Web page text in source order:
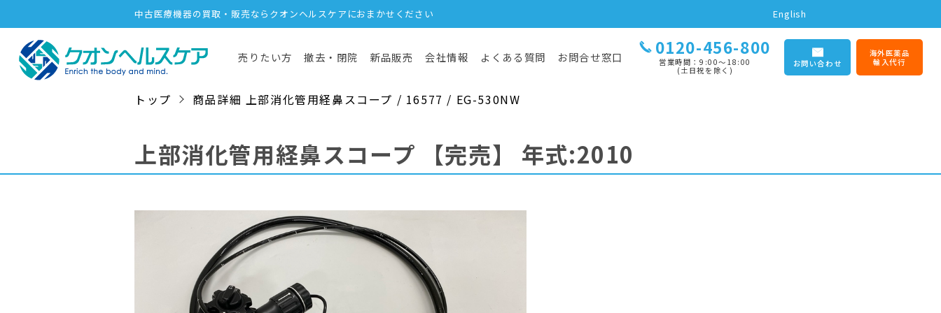
中古医療機器の買取・販売ならクオンヘルスケアにおまかせください English
売りたい方 撤去・閉院 新品販売 会社情報 よくある質問 お問合せ窓口 0120-456-800
営業時間：9:00〜18:00
(土日祝を除く)
お問い合わせ
海外医薬品
輸入代行
トップ 商品詳細 上部消化管用経鼻スコープ / 16577 / EG-530NW
上部消化管用経鼻スコープ 【完売】 年式:2010